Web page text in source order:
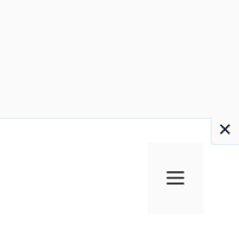
MENU